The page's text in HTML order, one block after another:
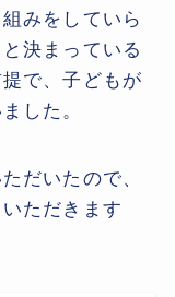
みをしていら
決まっている
で、子どもが
した。
だいたので、
ただきます